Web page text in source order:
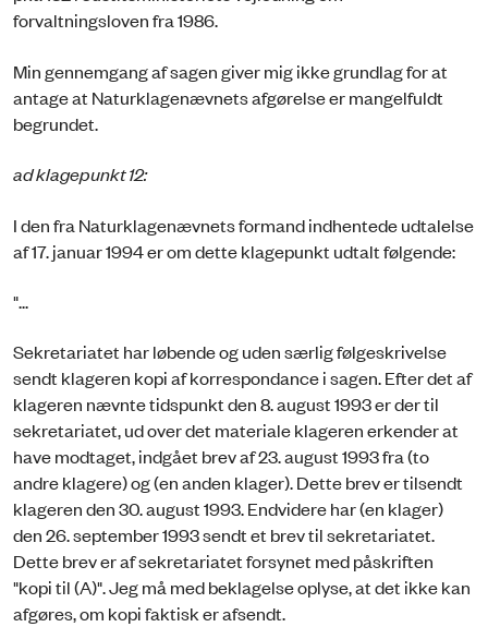
forvaltningsloven fra 1986.
Min gennemgang af sagen giver mig ikke grundlag for at
antage at Naturklagenævnets afgørelse er mangelfuldt
begrundet.
ad klagepunkt 12:
I den fra Naturklagenævnets formand indhentede udtalelse
af 17. januar 1994 er om dette klagepunkt udtalt følgende:
"...
Sekretariatet har løbende og uden særlig følgeskrivelse
sendt klageren kopi af korrespondance i sagen. Efter det af
klageren nævnte tidspunkt den 8. august 1993 er der til
sekretariatet, ud over det materiale klageren erkender at
have modtaget, indgået brev af 23. august 1993 fra (to
andre klagere) og (en anden klager). Dette brev er tilsendt
klageren den 30. august 1993. Endvidere har (en klager)
den 26. september 1993 sendt et brev til sekretariatet.
Dette brev er af sekretariatet forsynet med påskriften
"kopi til (A)". Jeg må med beklagelse oplyse, at det ikke kan
afgøres, om kopi faktisk er afsendt.